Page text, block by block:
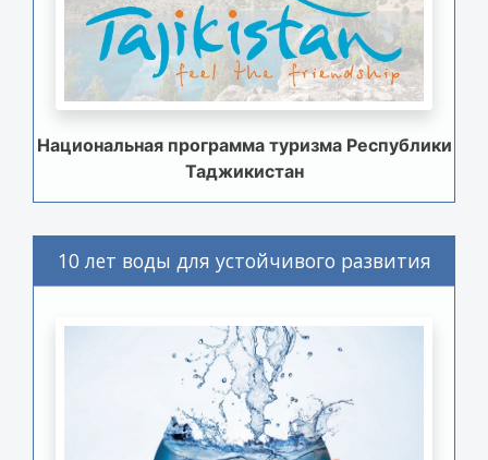
Национальная программа туризма Республики
Таджикистан
10 лет воды для устойчивого развития